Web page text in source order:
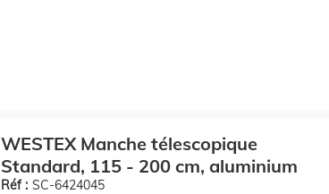
WESTEX Manche télescopique
Standard, 115 - 200 cm, aluminium
Réf : SC-6424045